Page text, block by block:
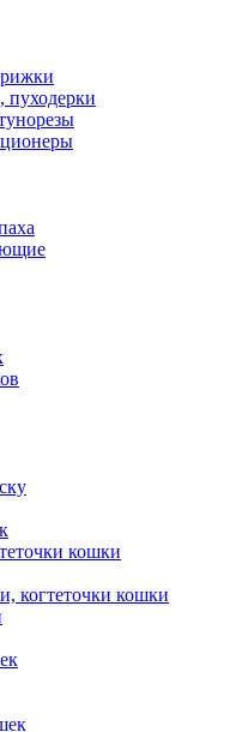
пуходерки
кошки
когтеточки кошки